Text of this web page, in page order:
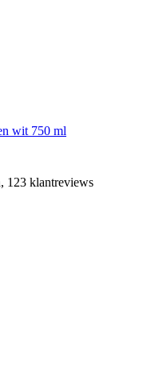
wit 750 ml
123 klantreviews